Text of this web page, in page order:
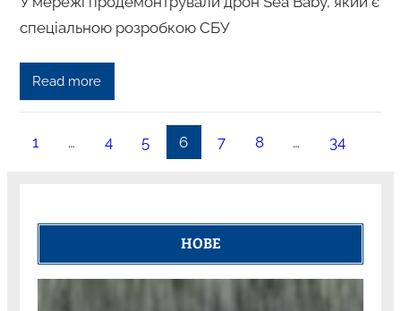
спеціальною розробкою СБУ
Read more
1 … 4 5 6 7 8 … 34
НОВЕ